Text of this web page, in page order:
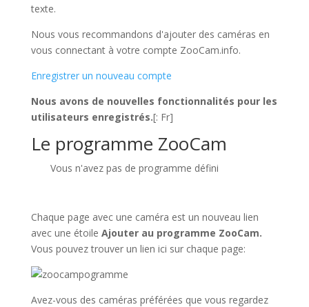
texte.
Nous vous recommandons d'ajouter des caméras en
vous connectant à votre compte ZooCam.info.
Enregistrer un nouveau compte
Nous avons de nouvelles fonctionnalités pour les
utilisateurs enregistrés.[: Fr]
Le programme ZooCam
Vous n'avez pas de programme défini
Chaque page avec une caméra est un nouveau lien
avec une étoile Ajouter au programme ZooCam.
Vous pouvez trouver un lien ici sur chaque page:
Avez-vous des caméras préférées que vous regardez